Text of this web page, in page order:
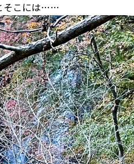
そこには……